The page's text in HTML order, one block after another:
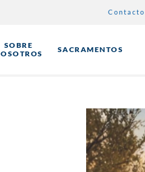
Contacto
SOBRE
SACRAMENTOS